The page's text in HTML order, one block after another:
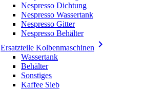
Nespresso Dichtung
Nespresso Wassertank
Nespresso Gitter
Nespresso Behälter
Ersatzteile Kolbenmaschinen 
Wassertank
Behälter
Sonstiges
Kaffee Sieb